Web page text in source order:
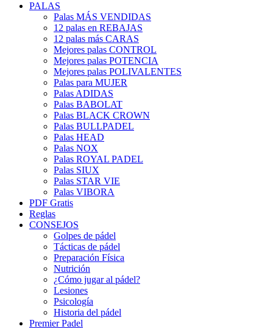
PALAS
Palas MÁS VENDIDAS
12 palas en REBAJAS
12 palas más CARAS
Mejores palas CONTROL
Mejores palas POTENCIA
Mejores palas POLIVALENTES
Palas para MUJER
Palas ADIDAS
Palas BABOLAT
Palas BLACK CROWN
Palas BULLPADEL
Palas HEAD
Palas NOX
Palas ROYAL PADEL
Palas SIUX
Palas STAR VIE
Palas VIBORA
PDF Gratis
Reglas
CONSEJOS
Golpes de pádel
Tácticas de pádel
Preparación Física
Nutrición
¿Cómo jugar al pádel?
Lesiones
Psicología
Historia del pádel
Premier Padel